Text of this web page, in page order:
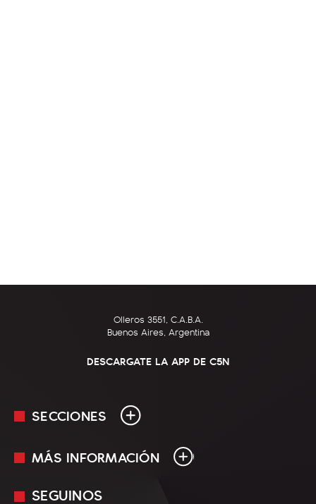
Olleros 3551, C.A.B.A.
Buenos Aires, Argentina
DESCARGATE LA APP DE C5N
SECCIONES
En Vivo
MÁS INFORMACIÓN
SEGUINOS